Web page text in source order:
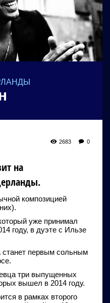
2683 0
на
композицией
уже принимал
году, в дуэте с Ильзе
станет первым сольным
три выпущенных
вышел в 2014 году.
в рамках второго